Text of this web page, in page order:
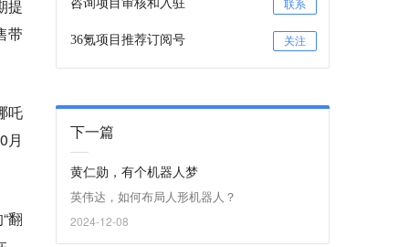
提
带
吒
月
翻
咨询项目审核和入驻 联系
36氪项目推荐订阅号 关注
下一篇
黄仁勋，有个机器人梦
英伟达，如何布局人形机器人？
2024-12-08